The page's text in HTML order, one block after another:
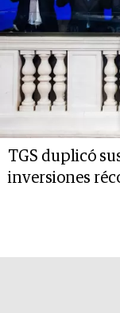
TGS duplicó
inversiones